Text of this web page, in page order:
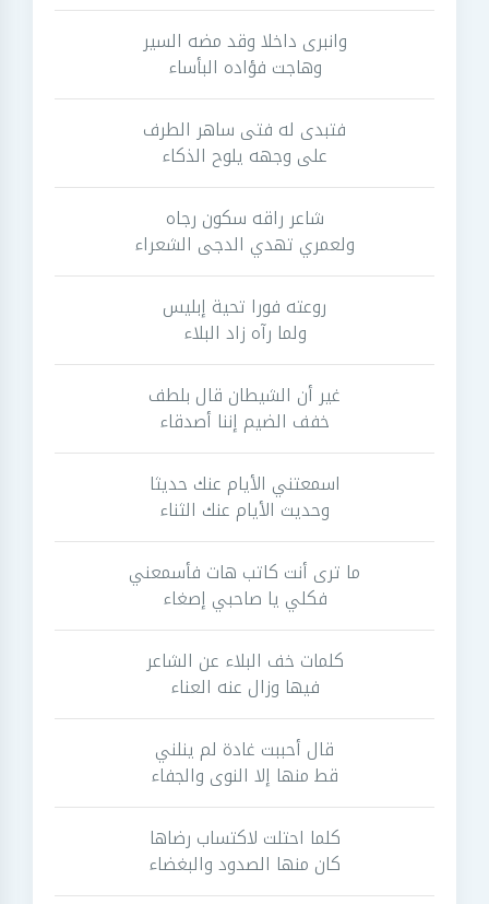
وانبرى داخلا وقد مضه السير
وهاجت فؤاده البأساء
فتبدى له فتى ساهر الطرف
على وجهه يلوح الذكاء
شاعر راقه سكون رجاه
ولعمري تهدي الدجى الشعراء
روعته فورا تحية إبليس
ولما رآه زاد البلاء
غير أن الشيطان قال بلطف
خفف الضيم إننا أصدقاء
اسمعتني الأيام عنك حديثا
وحديث الأيام عنك الثناء
ما ترى أنت كاتب هات فأسمعني
فكلي يا صاحبي إصغاء
كلمات خف البلاء عن الشاعر
فيها وزال عنه العناء
قال أحببت غادة لم ينلني
قط منها إلا النوى والجفاء
كلما احتلت لاكتساب رضاها
كان منها الصدود والبغضاء